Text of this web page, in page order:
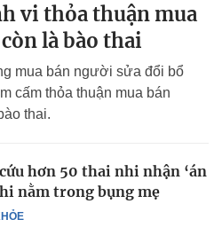
vi thỏa thuận mua
là bào thai
mua bán người sửa đổi bổ
cấm thỏa thuận mua bán
thai.
hơn 50 thai nhi nhận ‘án
nằm trong bụng mẹ